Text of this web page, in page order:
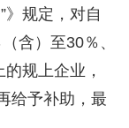
》规定，对自
含）至30％、
规上企业，
给予补助，最